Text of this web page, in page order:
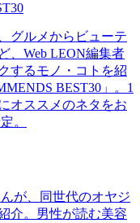
グルメからビューテ
、Web LEON編集者
するモノ・コトを紹
BEST30」。1
オススメのネタをお
。
が、同世代のオヤジ
介。男性が読む美容